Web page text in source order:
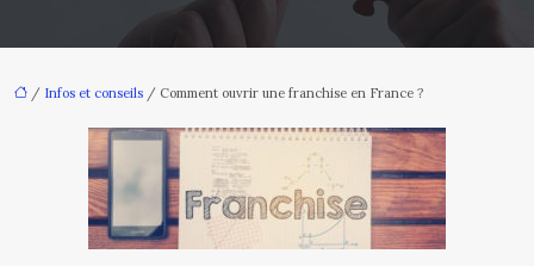
/ Infos et conseils / Comment ouvrir une franchise en France ?